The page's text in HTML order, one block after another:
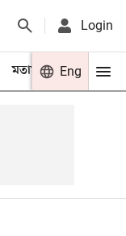
Login
মতামত খেলা
Eng